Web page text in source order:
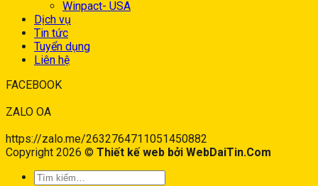
Winpact- USA
Dịch vụ
Tin tức
Tuyển dụng
Liên hệ
FACEBOOK
ZALO OA
https://zalo.me/2632764711051450882
Copyright 2026 © Thiết kế web bởi WebDaiTin.Com